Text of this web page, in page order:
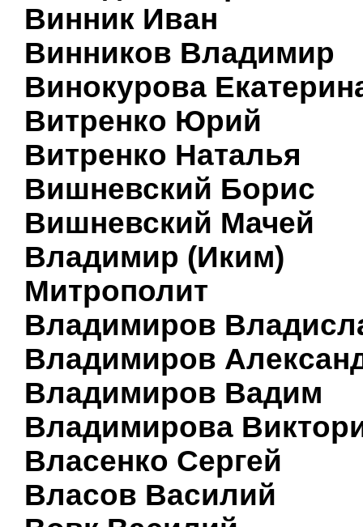
Винник Иван
Винников Владимир
Винокурова
Витренко Юрий
Витренко Наталья
Вишневский Борис
Вишневский Мачей
Владимир (Иким)
Митрополит
Владимиров
Владимиров
Владимиров Вадим
Владимирова
Власенко Сергей
Власов Василий